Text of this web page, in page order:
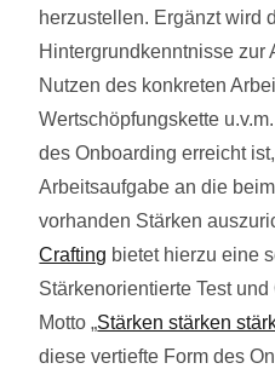
herzustellen. Ergänzt wird
Hintergrundkenntnisse zur
Nutzen des konkreten
Wertschöpfungskette
des Onboarding erreicht
Arbeitsaufgabe an die
vorhanden Stärken
Crafting bietet hierzu eine
Stärkenorientierte Test
Motto „Stärken stärken
diese vertiefte Form des